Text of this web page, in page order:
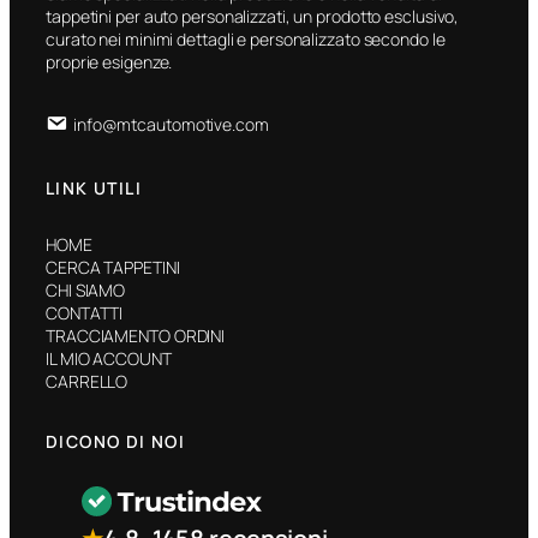
tappetini per auto personalizzati, un prodotto esclusivo,
curato nei minimi dettagli e personalizzato secondo le
proprie esigenze.
info@mtcautomotive.com
LINK UTILI
HOME
CERCA TAPPETINI
CHI SIAMO
CONTATTI
TRACCIAMENTO ORDINI
IL MIO ACCOUNT
CARRELLO
DICONO DI NOI